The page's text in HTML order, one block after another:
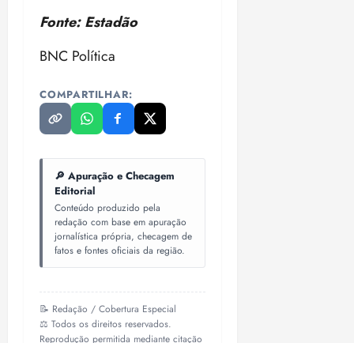
Fonte: Estadão
BNC Política
COMPARTILHAR:
🔎 Apuração e Checagem
Editorial
Conteúdo produzido pela
redação com base em apuração
jornalística própria, checagem de
fatos e fontes oficiais da região.
📝 Redação / Cobertura Especial
⚖️ Todos os direitos reservados.
Reprodução permitida mediante citação